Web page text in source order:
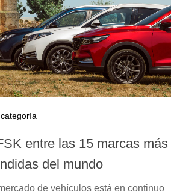
entre las 15 marcas más
del mundo
de vehículos está en continuo